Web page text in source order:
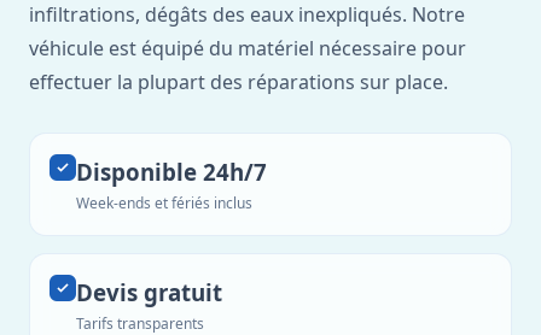
infiltrations, dégâts des eaux inexpliqués. Notre
véhicule est équipé du matériel nécessaire pour
effectuer la plupart des réparations sur place.
Disponible 24h/7
Week-ends et fériés inclus
Devis gratuit
Tarifs transparents